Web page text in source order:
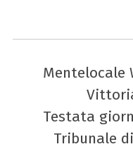
Mentelocale
Testata
Tribunale